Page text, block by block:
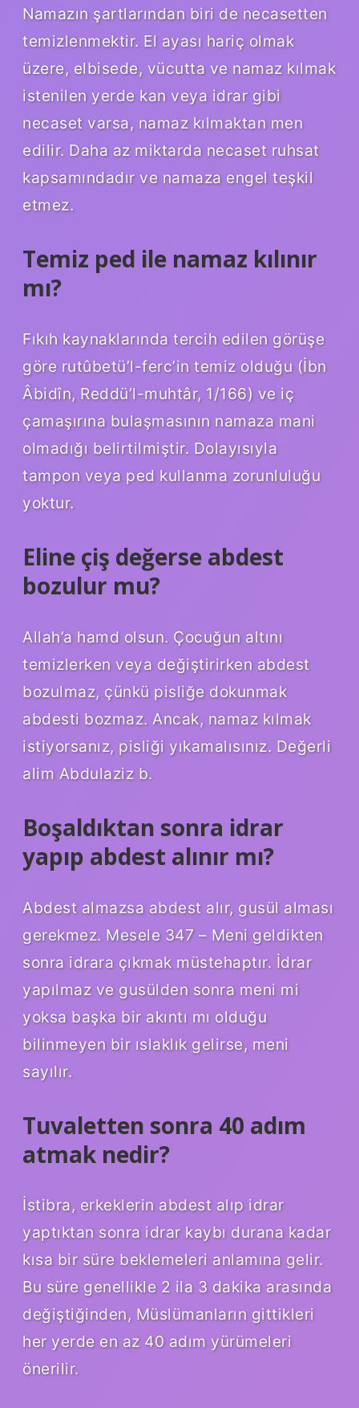
Namazın şartlarından biri de necasetten
temizlenmektir. El ayası hariç olmak
üzere, elbisede, vücutta ve namaz kılmak
istenilen yerde kan veya idrar gibi
necaset varsa, namaz kılmaktan men
edilir. Daha az miktarda necaset ruhsat
kapsamındadır ve namaza engel teşkil
etmez.
Temiz ped ile namaz kılınır
mı?
Fıkıh kaynaklarında tercih edilen görüşe
göre rutûbetü’l-ferc’in temiz olduğu (İbn
Âbidîn, Reddü’l-muhtâr, 1/166) ve iç
çamaşırına bulaşmasının namaza mani
olmadığı belirtilmiştir. Dolayısıyla
tampon veya ped kullanma zorunluluğu
yoktur.
Eline çiş değerse abdest
bozulur mu?
Allah’a hamd olsun. Çocuğun altını
temizlerken veya değiştirirken abdest
bozulmaz, çünkü pisliğe dokunmak
abdesti bozmaz. Ancak, namaz kılmak
istiyorsanız, pisliği yıkamalısınız. Değerli
alim Abdulaziz b.
Boşaldıktan sonra idrar
yapıp abdest alınır mı?
Abdest almazsa abdest alır, gusül alması
gerekmez. Mesele 347 – Meni geldikten
sonra idrara çıkmak müstehaptır. İdrar
yapılmaz ve gusülden sonra meni mi
yoksa başka bir akıntı mı olduğu
bilinmeyen bir ıslaklık gelirse, meni
sayılır.
Tuvaletten sonra 40 adım
atmak nedir?
İstibra, erkeklerin abdest alıp idrar
yaptıktan sonra idrar kaybı durana kadar
kısa bir süre beklemeleri anlamına gelir.
Bu süre genellikle 2 ila 3 dakika arasında
değiştiğinden, Müslümanların gittikleri
her yerde en az 40 adım yürümeleri
önerilir.